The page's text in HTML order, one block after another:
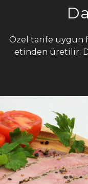
Özel tarife uygun
etinden üretilir.